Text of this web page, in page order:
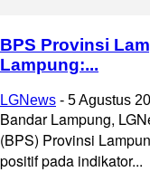
BPS Provinsi
Lampung:...
LGNews - 5 Agustus
Bandar Lampung,
(BPS) Provinsi
positif pada indikator...